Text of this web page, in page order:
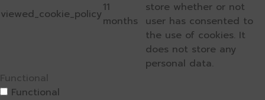
viewed_cookie_policy11
months
store whether or not
user has consented to
the use of cookies. It
does not store any
personal data.
Functional
Functional